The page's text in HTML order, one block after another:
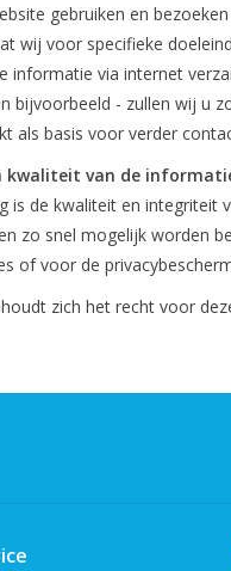
gebruiken en
wij voor specifieke
informatie via internet
bijvoorbeeld - zullen wij u
als basis voor verder
kwaliteit van de
is de kwaliteit en integriteit
zo snel mogelijk worden
of voor de
zich het recht voor